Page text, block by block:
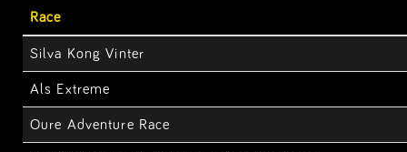
Race
Silva Kong Vinter
Als Extreme
Oure Adventure Race